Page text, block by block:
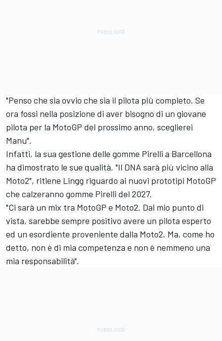
"Penso che sia ovvio che sia il pilota più completo. Se
ora fossi nella posizione di aver bisogno di un giovane
pilota per la MotoGP del prossimo anno, sceglierei
Manu".
Infatti, la sua gestione delle gomme Pirelli a Barcellona
ha dimostrato le sue qualità. "Il DNA sarà più vicino alla
Moto2", ritiene Lingg riguardo ai nuovi prototipi MotoGP
che calzeranno gomme Pirelli del 2027.
"Ci sarà un mix tra MotoGP e Moto2. Dal mio punto di
vista, sarebbe sempre positivo avere un pilota esperto
ed un esordiente proveniente dalla Moto2. Ma, come ho
detto, non è di mia competenza e non è nemmeno una
mia responsabilità".